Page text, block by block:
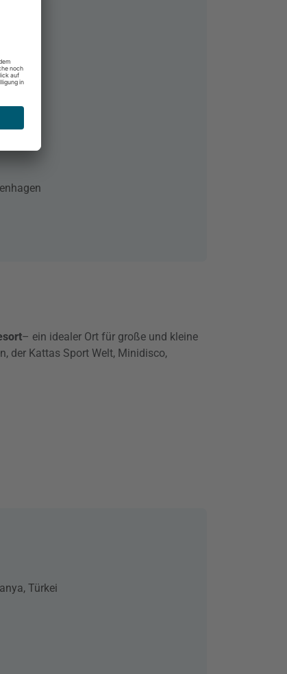
– ein idealer Ort für große und kleine
der Kattas Sport Welt, Minidisco,
Türkei